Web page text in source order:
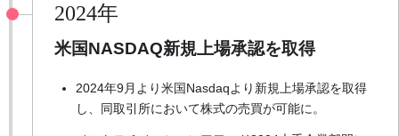
2024年
米国NASDAQ新規上場承認を取得
2024年9月より米国Nasdaqより新規上場承認を取得
し、同取引所において株式の売買が可能に。